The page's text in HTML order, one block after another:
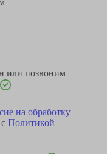
или позвоним
на обработку
Политикой